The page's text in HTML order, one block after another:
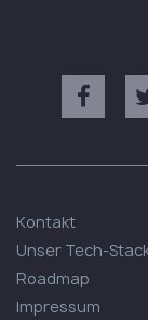
Kontakt
Unser Tech-
Roadmap
Impressum